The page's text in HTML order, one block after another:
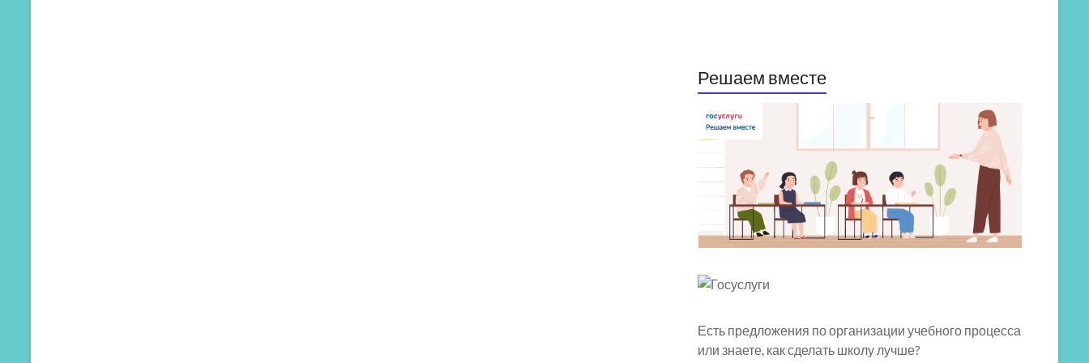
Решаем вместе
Есть предложения по организации учебного процесса
или знаете, как сделать школу лучше?